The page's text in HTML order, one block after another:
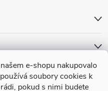
e-shopu nakupovalo
soubory cookies k
pokud s nimi budete